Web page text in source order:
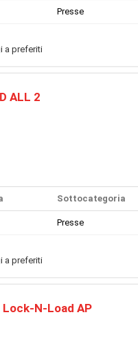
Presse
a preferiti
ALL 2
Sottocategoria
Presse
a preferiti
Lock-N-Load AP